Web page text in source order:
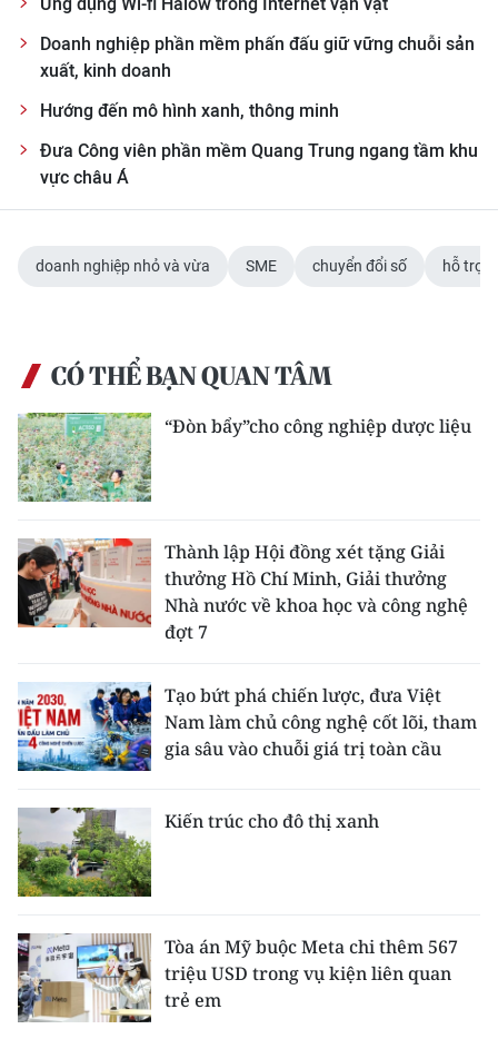
Doanh nghiệp phần mềm phấn đấu giữ vững chuỗi sản
xuất, kinh doanh
Hướng đến mô hình xanh, thông minh
Đưa Công viên phần mềm Quang Trung ngang tầm khu
vực châu Á
doanh nghiệp nhỏ và vừa SME chuyển đổi số hỗ trợ
CÓ THỂ BẠN QUAN TÂM
“Đòn bẩy”cho công nghiệp dược liệu
Thành lập Hội đồng xét tặng Giải
thưởng Hồ Chí Minh, Giải thưởng
Nhà nước về khoa học và công nghệ
đợt 7
Tạo bứt phá chiến lược, đưa Việt
Nam làm chủ công nghệ cốt lõi, tham
gia sâu vào chuỗi giá trị toàn cầu
Kiến trúc cho đô thị xanh
Tòa án Mỹ buộc Meta chi thêm 567
triệu USD trong vụ kiện liên quan
trẻ em